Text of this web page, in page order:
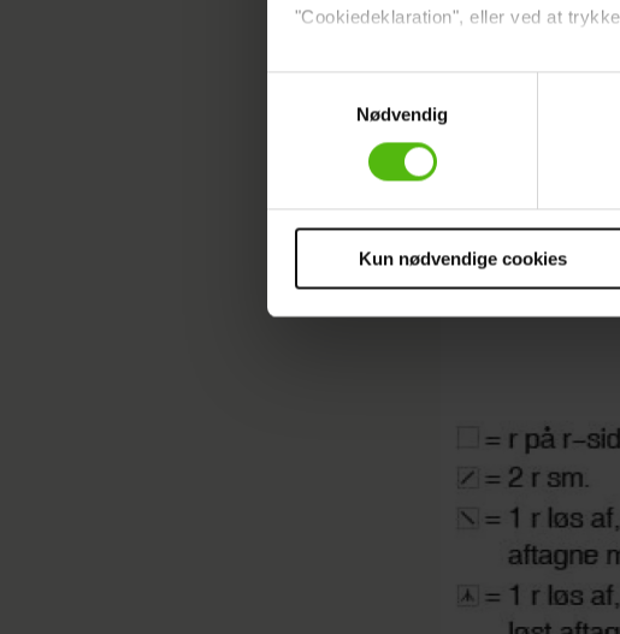
"Cookiedeklaration", eller ved at
Dine valg anvendes på hele websitet.
Vi ønsker dit samtykke til at
Vi anvender egne cookies og
sociale medier.
cookies, samarbejdspartnere og
Nødvendig
Kun nødvendige cookies